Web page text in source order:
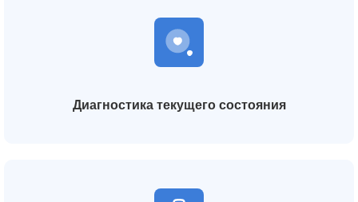
Диагностика текущего состояния